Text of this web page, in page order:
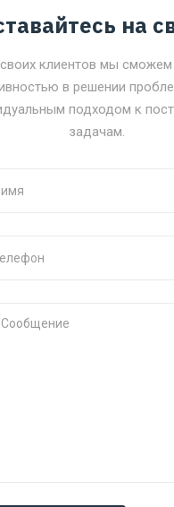
на
клиентов мы сможем
в решении
подходом к
задачам.